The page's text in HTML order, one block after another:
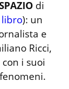
di
libro): un
e
Ricci,
i suoi